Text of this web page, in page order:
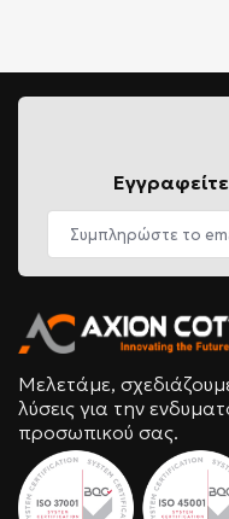
Μελετάμε,
λύσεις για την
προσωπικού σας.